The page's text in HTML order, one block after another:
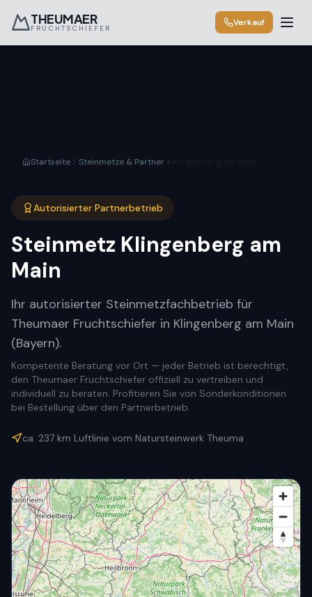
THEUMAER
FRUCHTSCHIEFER
Verkauf
Startseite Steinmetze & Partner
Autorisierter Partnerbetrieb
Steinmetz Klingenberg am
Main
Ihr autorisierter Steinmetzfachbetrieb für
Theumaer Fruchtschiefer in Klingenberg am Main
(Bayern).
Kompetente Beratung vor Ort — jeder Betrieb ist berechtigt,
den Theumaer Fruchtschiefer offiziell zu vertreiben und
individuell zu beraten. Profitieren Sie von Sonderkonditionen
bei Bestellung über den Partnerbetrieb.
ca. 237 km Luftlinie vom Natursteinwerk Theuma